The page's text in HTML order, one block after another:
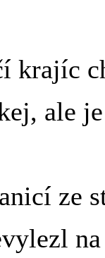
krajíc
ale
ze